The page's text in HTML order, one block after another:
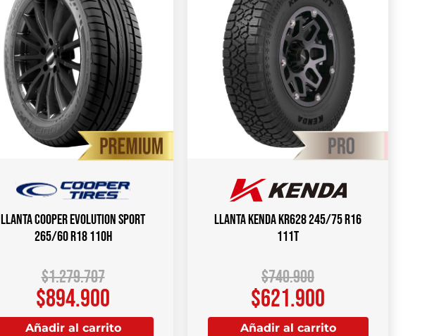
Llanta COOPER EVOLUTION SPORT
265/60 R18 110H
$1.279.707
$894.900
Añadir al carrito
Llanta KENDA KR628 245/75 R16
111T
$740.900
$621.900
Añadir al carrito